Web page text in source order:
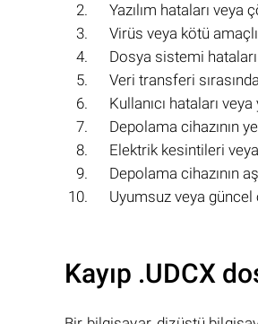
Yazılım hataları veya
Virüs veya kötü
Dosya sistemi hataları
Veri transferi
Kullanıcı hataları
Depolama cihazının
Elektrik kesintileri
Depolama cihazının
Uyumsuz veya güncel
Kayıp .UDCX